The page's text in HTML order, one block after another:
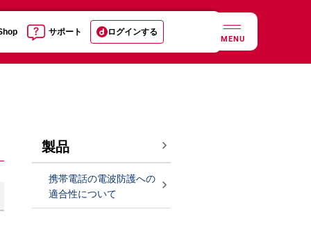
サポート ログインする
MENU
製品
携帯電話の電波防護への
適合性について